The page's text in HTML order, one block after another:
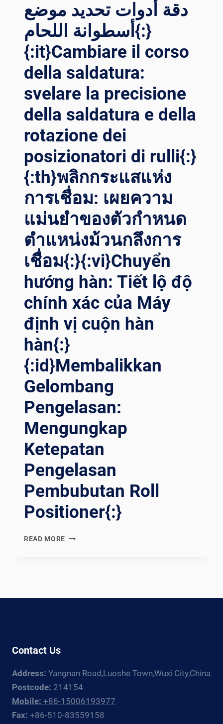
دقة أدوات تحديد موضع
أسطوانة اللحام{:}
{:it}Cambiare il corso
della saldatura:
svelare la precisione
della saldatura e della
rotazione dei
posizionatori di rulli{:}
{:th}พลิกกระแสแห่ง
การเชื่อม: เผยความ
แม่นยำของตัวกำหนด
ตำแหน่งม้วนกลึงการ
เชื่อม{:}{:vi}Chuyển
hướng hàn: Tiết lộ độ
chính xác của Máy
định vị cuộn hàn
hàn{:}
{:id}Membalikkan
Gelombang
Pengelasan:
Mengungkap
Ketepatan
Pengelasan
Pembubutan Roll
Positioner{:}
READ MORE {:EN}TURNING
POSITIONERS{:}
{:ES}CAMBIANDO
EL
DE
Contact Us
Address: Yangnan Road,Luoshe Town,Wuxi City,China
Postcode: 214154
Mobile: +86-15006193977
Fax: +86-510-83559158